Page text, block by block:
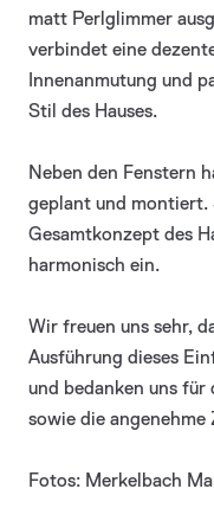
matt Perlglimmer
verbindet eine
Innenanmutung und
Stil des Hauses.
Neben den Fenstern
geplant und montiert.
Gesamtkonzept des
harmonisch ein.
Wir freuen uns sehr,
Ausführung dieses
und bedanken uns für
sowie die angenehme
Fotos: Merkelbach